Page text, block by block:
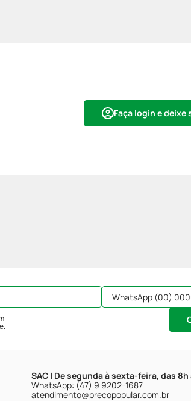
Faça login e deixe
.
SAC | De segunda à sexta-feira, das 8h
WhatsApp: (47) 9 9202-1687
atendimento@precopopular.com.br